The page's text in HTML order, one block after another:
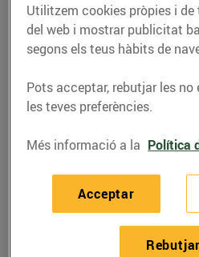
938 253 200
08/08/2026 Dissabte
09/08/2026 Diumenge
Dilluns
Utilitzem cookies pròpies i de
del web i mostrar publicitat
segons els teus hàbits de
Pots acceptar, rebutjar les
les teves preferències.
Més informació a la Política
Rebutjar
Acceptar